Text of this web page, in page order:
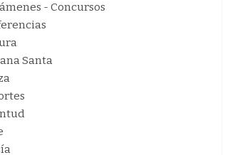
- Concursos
Santa